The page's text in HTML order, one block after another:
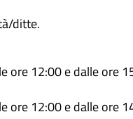
ditte.
ore 12:00 e dalle ore
ore 12:00 e dalle ore